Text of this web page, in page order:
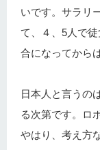
いです。サラリ
て、４、5人で
合になってから
日本人と言うの
る次第です。ロ
やはり、考え方